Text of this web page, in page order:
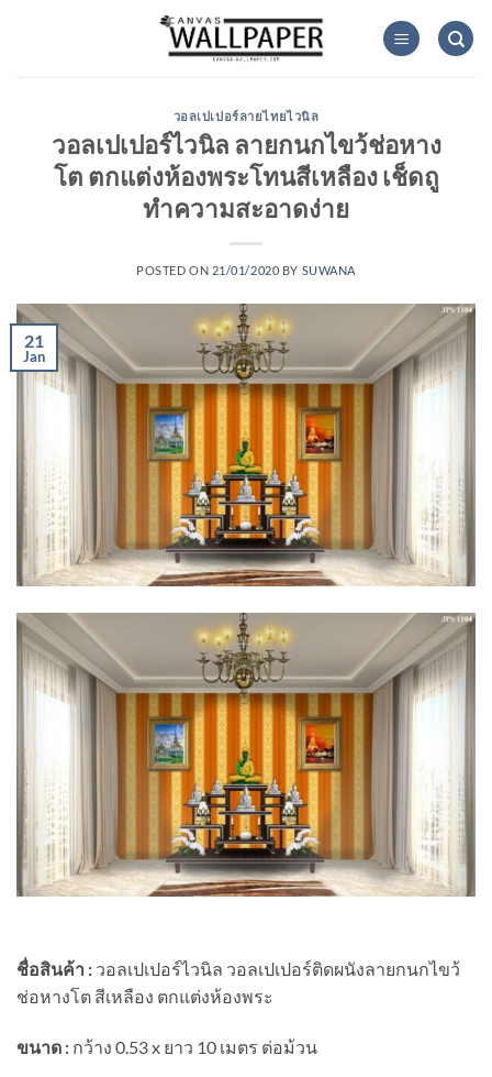
วอลเปเปอร์ลายไทยไวนิล
วอลเปเปอร์ไวนิล ลายกนกไขว้ช่อหาง
โต ตกแต่งห้องพระโทนสีเหลือง เช็ดถู
ทำความสะอาดง่าย
POSTED ON 21/01/2020 BY SUWANA
21
Jan
ชื่อสินค้า : วอลเปเปอร์ไวนิล วอลเปเปอร์ติดผนังลายกนกไขว้
ช่อหางโต สีเหลือง ตกแต่งห้องพระ
ขนาด : กว้าง 0.53 x ยาว 10 เมตร ต่อม้วน